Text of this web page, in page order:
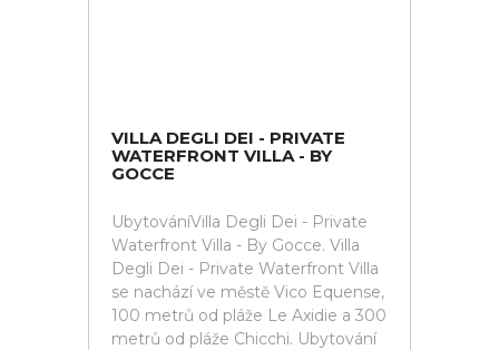
VILLA DEGLI DEI - PRIVATE
WATERFRONT VILLA - BY
GOCCE
UbytováníVilla Degli Dei - Private
Waterfront Villa - By Gocce. Villa
Degli Dei - Private Waterfront Villa
se nachází ve městě Vico Equense,
100 metrů od pláže Le Axidie a 300
metrů od pláže Chicchi. Ubytování